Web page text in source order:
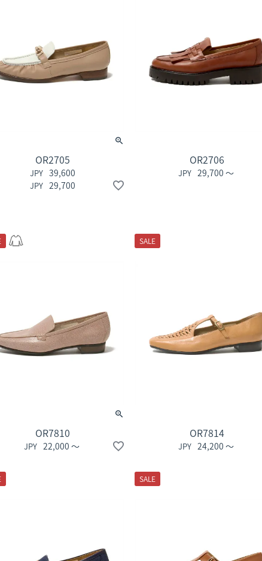
OR2705
39,600
29,700
OR2706
29,700 〜
OR7810
22,000 〜
SALE
OR7814
24,200 〜
SALE